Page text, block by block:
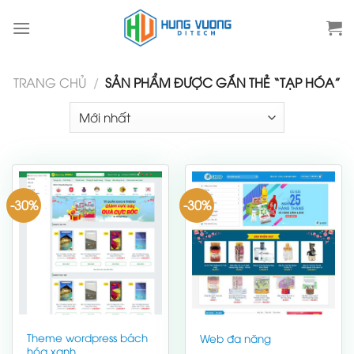
TRANG CHỦ / SẢN PHẨM ĐƯỢC GẮN THẺ “TẠP HÓA”
-30%
Theme wordpress bách
hóa xanh
-30%
Web đa năng